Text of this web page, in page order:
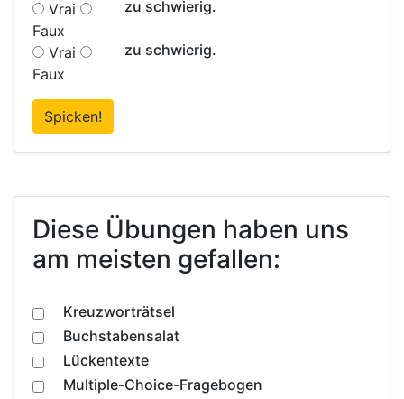
Vrai
Faux
zu schwierig.
Vrai
Faux
zu schwierig.
Spicken!
Diese Übungen haben uns
am meisten gefallen:
Kreuzworträtsel
Buchstabensalat
Lückentexte
Multiple-Choice-Fragebogen